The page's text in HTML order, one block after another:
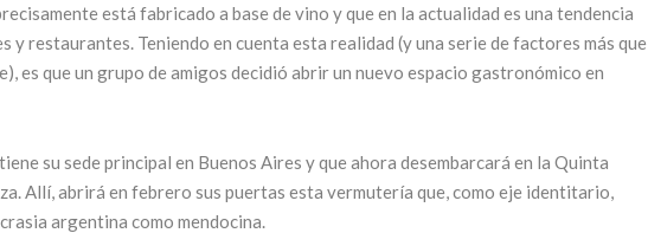
25 años para un
turismo en
Mendoza
Park Hyatt
Mendoza
aniversario con
un exclusivo
está fabricado a base de vino y que en la actualidad es una tendencia
y restaurantes. Teniendo en cuenta esta realidad (y una serie de factores más que
es que un grupo de amigos decidió abrir un nuevo espacio gastronómico en
su sede principal en Buenos Aires y que ahora desembarcará en la Quinta
Allí, abrirá en febrero sus puertas esta vermutería que, como eje identitario,
argentina como mendocina.